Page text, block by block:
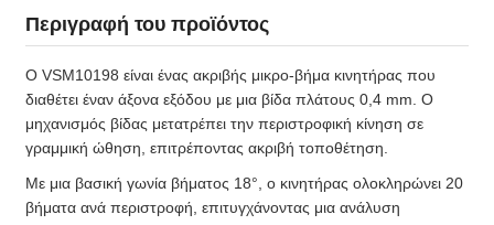
Περιγραφή του προϊόντος
Ο VSM10198 είναι ένας ακριβής μικρο-βήμα κινητήρας που
διαθέτει έναν άξονα εξόδου με μια βίδα πλάτους 0,4 mm. Ο
μηχανισμός βίδας μετατρέπει την περιστροφική κίνηση σε
γραμμική ώθηση, επιτρέποντας ακριβή τοποθέτηση.
Με μια βασική γωνία βήματος 18°, ο κινητήρας ολοκληρώνει 20
βήματα ανά περιστροφή, επιτυγχάνοντας μια ανάλυση